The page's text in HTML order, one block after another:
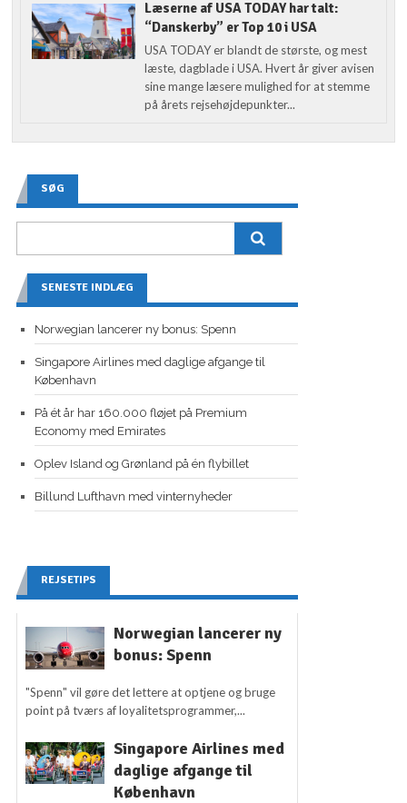
Læserne af USA TODAY har talt:
“Danskerby” er Top 10 i USA
USA TODAY er blandt de største, og mest
læste, dagblade i USA. Hvert år giver avisen
sine mange læsere mulighed for at stemme
på årets rejsehøjdepunkter...
SØG
SENESTE INDLÆG
Norwegian lancerer ny bonus: Spenn
Singapore Airlines med daglige afgange til
København
På ét år har 160.000 fløjet på Premium
Economy med Emirates
Oplev Island og Grønland på én flybillet
Billund Lufthavn med vinternyheder
REJSETIPS
Norwegian lancerer ny
bonus: Spenn
"Spenn" vil gøre det lettere at optjene og bruge
point på tværs af loyalitetsprogrammer,...
Singapore Airlines med
daglige afgange til
København